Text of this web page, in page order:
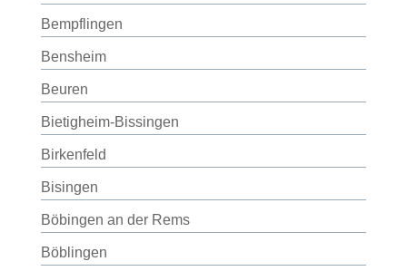
Bempflingen
Bensheim
Beuren
Bietigheim-Bissingen
Birkenfeld
Bisingen
Böbingen an der Rems
Böblingen